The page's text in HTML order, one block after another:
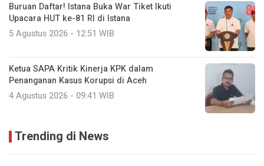
Buruan Daftar! Istana Buka War Tiket Ikuti
Upacara HUT ke-81 RI di Istana
5 Agustus 2026 - 12:51 WIB
Ketua SAPA Kritik Kinerja KPK dalam
Penanganan Kasus Korupsi di Aceh
4 Agustus 2026 - 09:41 WIB
Trending di News